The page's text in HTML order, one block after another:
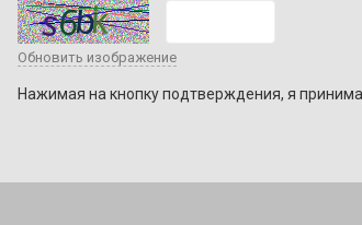
Обновить изображение
Нажимая на кнопку подтверждения, я